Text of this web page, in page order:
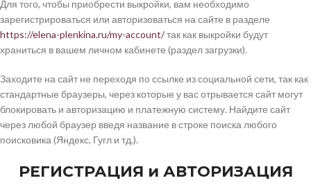
Для того, чтобы приобрести выкройки, вам необходимо
зарегистрироваться или авторизоваться на сайте в разделе
https://elena-plenkina.ru/my-account/так как выкройки будут
храниться в вашем личном кабинете (раздел загрузки).
Заходите на сайт не переходя по ссылке из социальной сети, так как
стандартные браузеры, через которые у вас отрывается сайт могут
блокировать и авторизацию и платежную систему. Найдите сайт
через любой браузер введя название в строке поиска любого
поисковика (Яндекс, Гугл и тд.).
РЕГИСТРАЦИЯ и АВТОРИЗАЦИЯ